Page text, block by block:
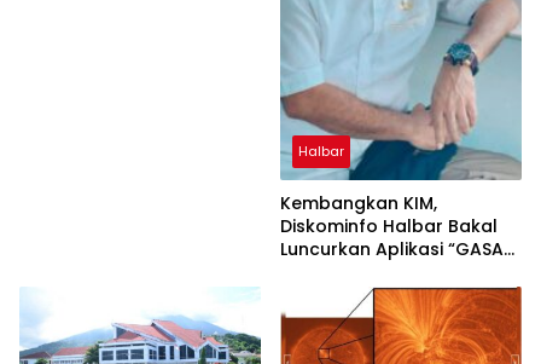
Halbar
Kembangkan KIM,
Diskominfo Halbar Bakal
Luncurkan Aplikasi “GASA